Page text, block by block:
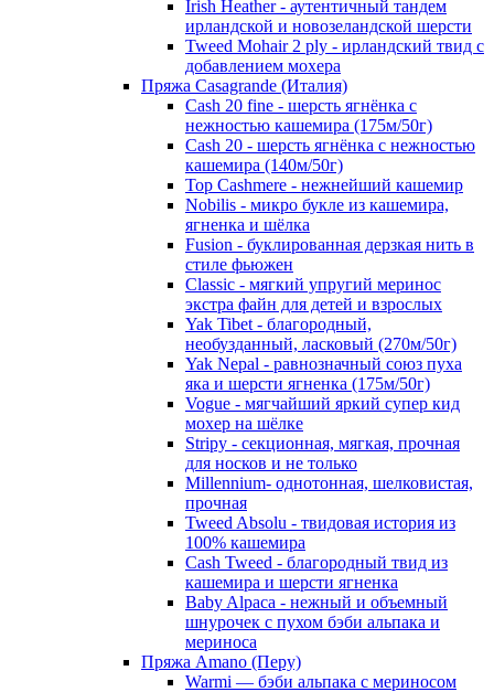
Irish Heather - аутентичный тандем
ирландской и новозеландской шерсти
Tweed Mohair 2 ply - ирландский твид с
добавлением мохера
Пряжа Casagrande (Италия)
Cash 20 fine - шерсть ягнёнка с
нежностью кашемира (175м/50г)
Cash 20 - шерсть ягнёнка с нежностью
кашемира (140м/50г)
Top Cashmere - нежнейший кашемир
Nobilis - микро букле из кашемира,
ягненка и шёлка
Fusion - буклированная дерзкая нить в
стиле фьюжен
Classic - мягкий упругий меринос
экстра файн для детей и взрослых
Yak Tibet - благородный,
необузданный, ласковый (270м/50г)
Yak Nepal - равнозначный союз пуха
яка и шерсти ягненка (175м/50г)
Vogue - мягчайший яркий супер кид
мохер на шёлке
Stripy - секционная, мягкая, прочная
для носков и не только
Millennium- однотонная, шелковистая,
прочная
Tweed Absolu - твидовая история из
100% кашемира
Cash Tweed - благородный твид из
кашемира и шерсти ягненка
Baby Alpaca - нежный и объемный
шнурочек с пухом бэби альпака и
мериноса
Пряжа Amano (Перу)
Warmi — бэби альпака с мериносом